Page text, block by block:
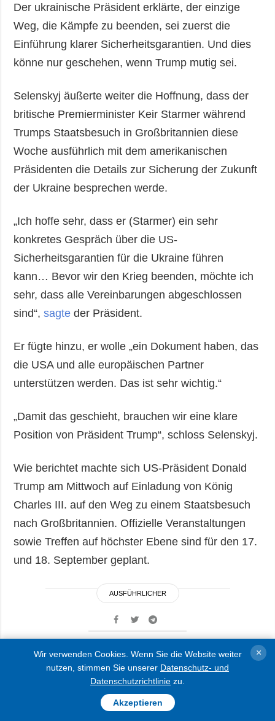
Der ukrainische Präsident erklärte, der einzige
Weg, die Kämpfe zu beenden, sei zuerst die
Einführung klarer Sicherheitsgarantien. Und dies
könne nur geschehen, wenn Trump mutig sei.
Selenskyj äußerte weiter die Hoffnung, dass der
britische Premierminister Keir Starmer während
Trumps Staatsbesuch in Großbritannien diese
Woche ausführlich mit dem amerikanischen
Präsidenten die Details zur Sicherung der Zukunft
der Ukraine besprechen werde.
„Ich hoffe sehr, dass er (Starmer) ein sehr
konkretes Gespräch über die US-
Sicherheitsgarantien für die Ukraine führen
kann… Bevor wir den Krieg beenden, möchte ich
sehr, dass alle Vereinbarungen abgeschlossen
sind“,sagte der Präsident.
Er fügte hinzu, er wolle „ein Dokument haben, das
die USA und alle europäischen Partner
unterstützen werden. Das ist sehr wichtig.“
„Damit das geschieht, brauchen wir eine klare
Position von Präsident Trump“, schloss Selenskyj.
Wie berichtet machte sich US-Präsident Donald
Trump am Mittwoch auf Einladung von König
Charles III. auf den Weg zu einem Staatsbesuch
nach Großbritannien. Offizielle Veranstaltungen
sowie Treffen auf höchster Ebene sind für den 17.
und 18. September geplant.
AUSFÜHRLICHER
Russen töten einen und
verletzen vierzehn
Zivilisten in Region Donezk
Wir verwenden Cookies. Wenn Sie die Website weiter
nutzen, stimmen Sie unserer Datenschutz- und
Datenschutzrichtlinie zu.
Akzeptieren
×